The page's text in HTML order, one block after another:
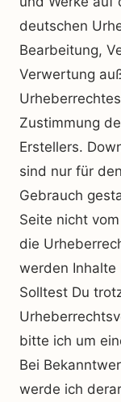
deutschen
Bearbeitung,
Verwertung
Zustimmung
Erstellers.
sind nur für
Gebrauch
Seite nicht
die
werden Inhalte
Solltest Du
bitte ich um
Bei
werde ich